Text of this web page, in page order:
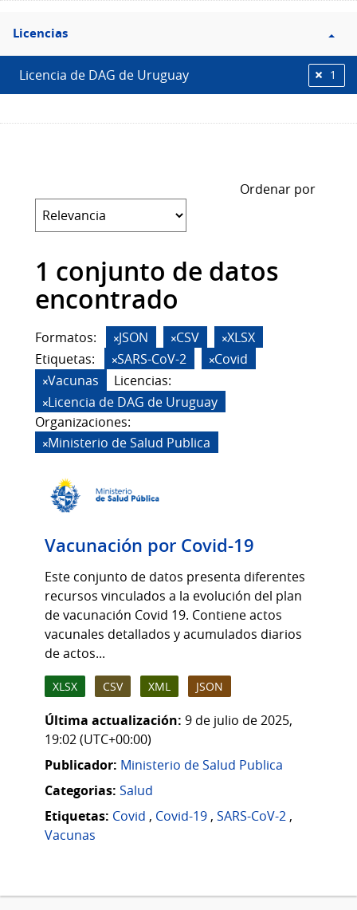
Filtro
Licencias
Licencias
Licencia de DAG de Uruguay 1
Ordenar por
1 conjunto de datos
encontrado
Formatos: JSON CSV
XLSX
Etiquetas:
SARS-CoV-2
Covid
Vacunas
Licencias:
Licencia de DAG de Uruguay
Organizaciones:
Ministerio de Salud Publica
Vacunación por Covid-19
Este conjunto de datos presenta diferentes
recursos vinculados a la evolución del plan
de vacunación Covid 19. Contiene actos
vacunales detallados y acumulados diarios
de actos...
XLSX CSV XML JSON
Última actualización: 9 de julio de 2025,
19:02 (UTC+00:00)
Publicador: Ministerio de Salud Publica
Categorias: Salud
Etiquetas: Covid , Covid-19 , SARS-CoV-2 ,
Vacunas